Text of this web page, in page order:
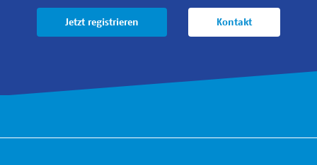
Jetzt registrieren Kontakt